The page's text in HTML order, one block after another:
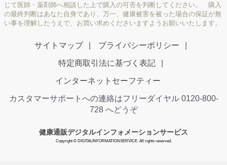
じて医師・薬剤師へ相談した上で購入の可否を判断してください。 購入
の最終判断はあなた自身であり、万一、健康被害を被った場合の保証が無
い事を理解したうえで、お買い求めくださいますようお願いいたします。
サイトマップ プライバシーポリシー
特定商取引法に基づく表記
インターネットセーフティー
カスタマーサポートへの連絡はフリーダイヤル 0120-800-
728 へどうぞ
健康通販デジタルインフォメーションサービス
Copyright © DIGITALINFORMATIONSERVICE. All rights reserved.